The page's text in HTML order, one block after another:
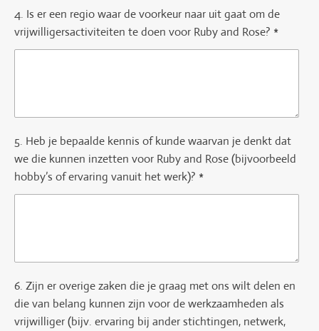
4. Is er een regio waar de voorkeur naar uit gaat om de
vrijwilligersactiviteiten te doen voor Ruby and Rose? *
5. Heb je bepaalde kennis of kunde waarvan je denkt dat
we die kunnen inzetten voor Ruby and Rose (bijvoorbeeld
hobby’s of ervaring vanuit het werk)? *
6. Zijn er overige zaken die je graag met ons wilt delen en
die van belang kunnen zijn voor de werkzaamheden als
vrijwilliger (bijv. ervaring bij ander stichtingen, netwerk,